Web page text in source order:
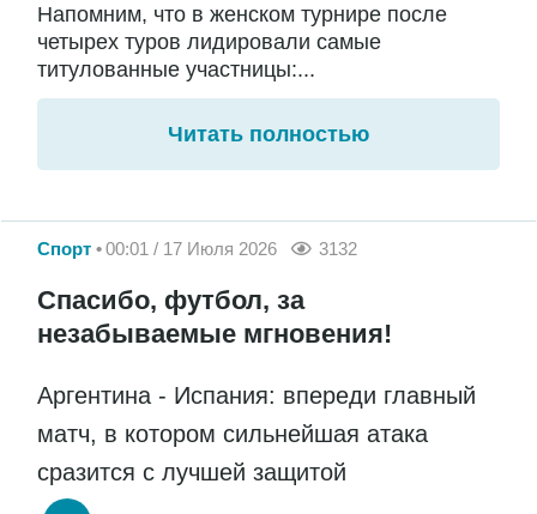
Напомним, что в женском турнире после
четырех туров лидировали самые
титулованные участницы:...
Читать полностью
Спорт 00:01 / 17 Июля 2026 3132
Спасибо, футбол, за
незабываемые мгновения!
Аргентина - Испания: впереди главный
матч, в котором сильнейшая атака
сразится с лучшей защитой